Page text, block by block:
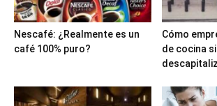
Nescafé: ¿Realmente es un
café 100% puro?
Cómo
de cocina